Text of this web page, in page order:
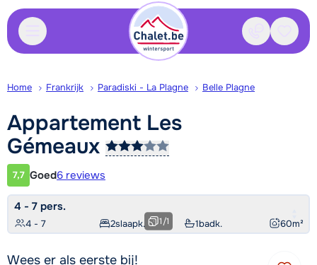
Contact
Home Frankrijk Paradiski - La Plagne Belle Plagne
Appartement Les
Gémeaux
Klantwaardering
7,7 Goed6 reviews
4 - 7 pers.
4 - 7 2slaapk. 1badk. 60m²
1/1
Wees er als eerste bij!